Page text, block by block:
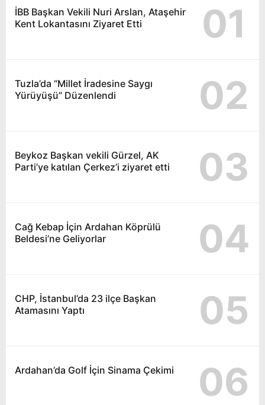
İBB Başkan Vekili Nuri Arslan, Ataşehir
Kent Lokantasını Ziyaret Etti
01
Tuzla’da “Millet İradesine Saygı
Yürüyüşü” Düzenlendi
02
Beykoz Başkan vekili Gürzel, AK
Parti’ye katılan Çerkez’i ziyaret etti
03
Cağ Kebap İçin Ardahan Köprülü
Beldesi’ne Geliyorlar
04
CHP, İstanbul’da 23 ilçe Başkan
Atamasını Yaptı
05
Ardahan’da Golf İçin Sinama Çekimi 06